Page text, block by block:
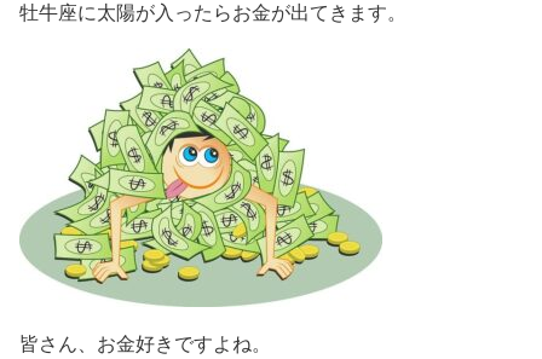
牡牛座に太陽が入ったらお金が出てきます。
皆さん、お金好きですよね。